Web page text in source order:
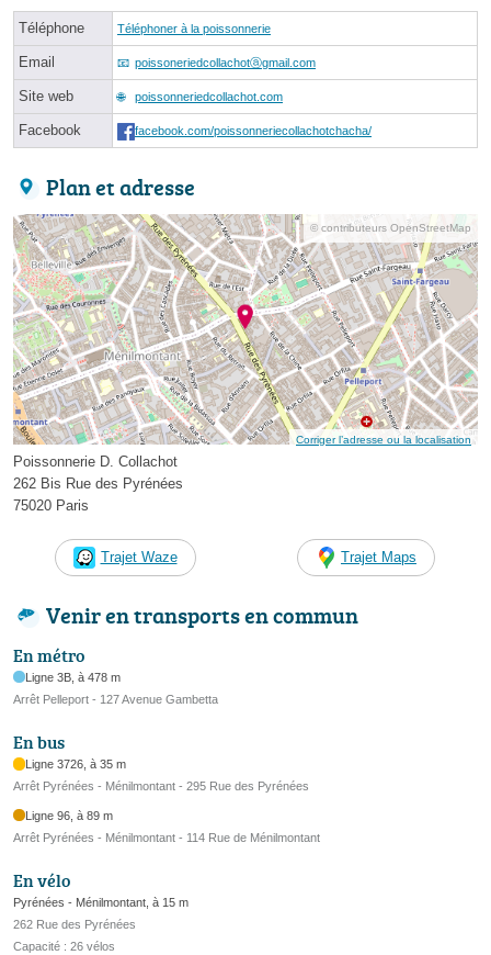
Téléphone Téléphoner à la poissonnerie
Email poissoneriedcollachotⓐgmail.com
Site web poissonneriedcollachot.com
Facebook facebook.com/poissonneriecollachotchacha/
Plan et adresse
© contributeurs OpenStreetMap
Corriger l’adresse ou la localisation
Poissonnerie D. Collachot
262 Bis Rue des Pyrénées
75020 Paris
Trajet Waze Trajet Maps
Venir en transports en commun
En métro
Ligne 3B, à 478 m
Arrêt Pelleport - 127 Avenue Gambetta
En bus
Ligne 3726, à 35 m
Arrêt Pyrénées - Ménilmontant - 295 Rue des Pyrénées
Ligne 96, à 89 m
Arrêt Pyrénées - Ménilmontant - 114 Rue de Ménilmontant
En vélo
Pyrénées - Ménilmontant, à 15 m
262 Rue des Pyrénées
Capacité : 26 vélos